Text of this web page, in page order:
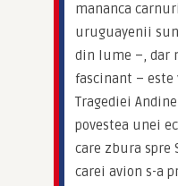
mananca
uruguayenii
din lume –, dar
fascinant – este
Tragediei
povestea unei
care zbura spre
carei avion s-a